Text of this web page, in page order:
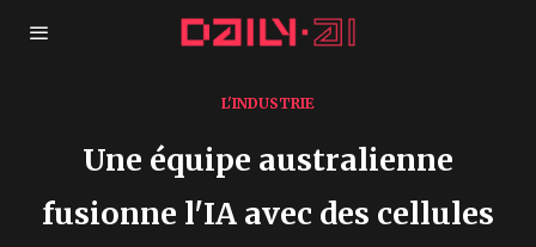
L'INDUSTRIE
Une équipe australienne
fusionne l'IA avec des cellules